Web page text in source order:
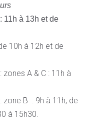
11h à 13h et de
10h à 12h et de
A & C : 11h à
B : 9h à 11h, de
à 15h30.